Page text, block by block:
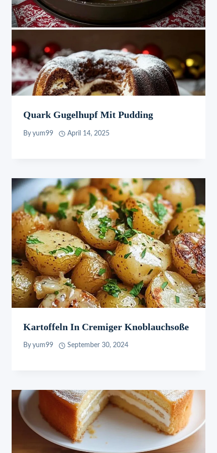
Quark Gugelhupf Mit Pudding
By yum99 April 14, 2025
Kartoffeln In Cremiger Knoblauchsoße
By yum99 September 30, 2024